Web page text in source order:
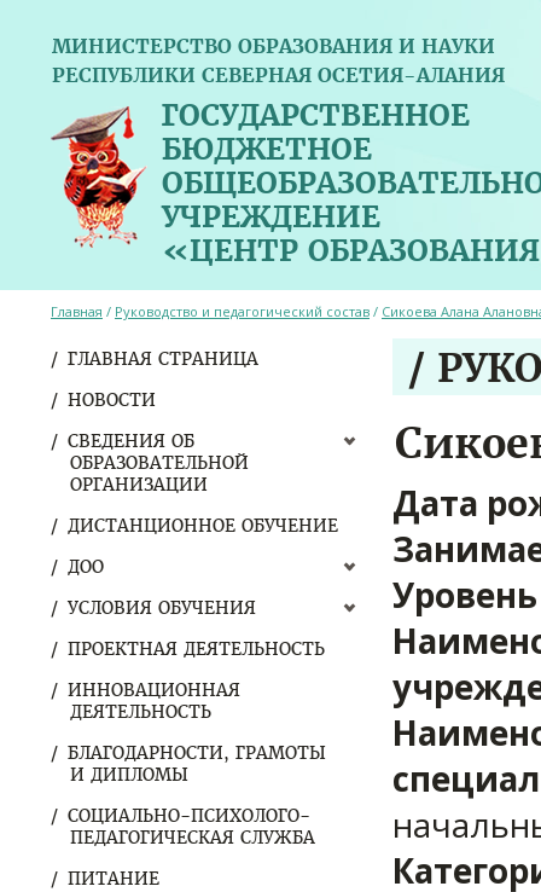
МИНИСТЕРСТВО ОБРАЗОВАНИЯ И НАУКИ
РЕСПУБЛИКИ СЕВЕРНАЯ ОСЕТИЯ-АЛАНИЯ
ГОСУДАРСТВЕННОЕ
БЮДЖЕТНОЕ
УЧРЕЖДЕНИЕ
«ЦЕНТР
ГЛАВНАЯ СТРАНИЦА
НОВОСТИ
СВЕДЕНИЯ ОБ
ОБРАЗОВАТЕЛЬНОЙ
ОРГАНИЗАЦИИ
ДИСТАНЦИОННОЕ ОБУЧЕНИЕ
ДОО
УСЛОВИЯ ОБУЧЕНИЯ
ПРОЕКТНАЯ ДЕЯТЕЛЬНОСТЬ
ИННОВАЦИОННАЯ
ДЕЯТЕЛЬНОСТЬ
БЛАГОДАРНОСТИ, ГРАМОТЫ
И ДИПЛОМЫ
СОЦИАЛЬНО-ПСИХОЛОГО-
ПЕДАГОГИЧЕСКАЯ СЛУЖБА
ПИТАНИЕ
Главная / Руководство и педагогический состав / Сикоева Алана
/
Дата